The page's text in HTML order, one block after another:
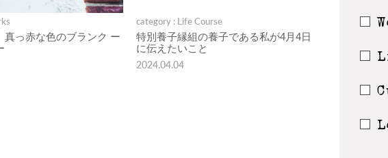
真っ赤な色のブランク ー
category : Life Course
特別養子縁組の養子である私が4月4日
に伝えたいこと
2024.04.04